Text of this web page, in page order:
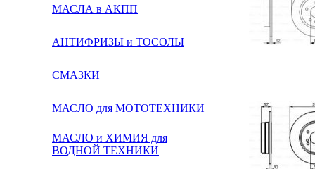
МАСЛА в АКПП
АНТИФРИЗЫ и ТОСОЛЫ
СМАЗКИ
МАСЛО для МОТОТЕХНИКИ
МАСЛО и ХИМИЯ для
ВОДНОЙ ТЕХНИКИ